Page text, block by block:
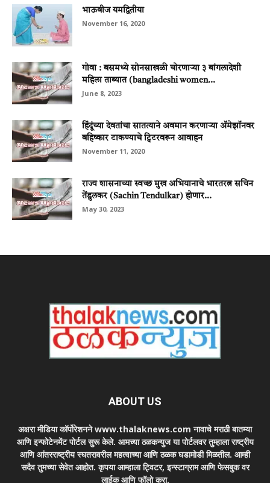
भाऊबीज यमद्वितीया
November 16, 2020
गोवा : बसमध्ये सोनसाखळी चोरणार्‍या ३ बांगलादेशी
महिला ताब्यात (bangladeshi women...
June 8, 2023
हिंदूंच्या देवतांचा सातत्याने अवमान करणार्‍या अ‍ॅमेझॉनवर
बहिष्कार टाकण्याचे ट्विटरवरून आवाहन
November 11, 2020
राज्य शासनाच्या स्वच्छ मुख अभियानाचे भारतरत्न सचिन
तेंडुलकर (Sachin Tendulkar) होणार...
May 30, 2023
ABOUT US
अक्षरा मीडिया कॉर्पोरेशनने www.thalaknews.com नावाचे मराठी बातम्या
आणि इन्फोटेनमेंट पोर्टल सुरू केले. आमच्या ठळकन्युज या पोर्टलवर तुम्हाला राष्ट्रीय
आणि आंतरराष्ट्रीय स्घतरावरील महत्वाच्या आणि ठळक घडामोडी मिळतील. आम्ही
सदैव तुमच्या सेवेत आहोत. कृपया आम्हाला ट्विटर, इन्स्टाग्राम आणि फेसबुक वर
लाईक आणि फॉलो करा.